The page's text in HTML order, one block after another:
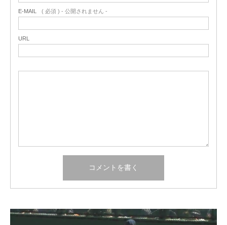
E-MAIL ( 必須 ) - 公開されません -
URL